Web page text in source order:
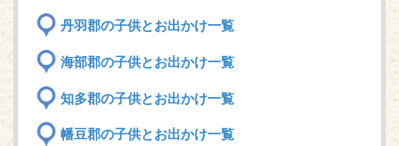
丹羽郡の子供とお出かけ一覧
海部郡の子供とお出かけ一覧
知多郡の子供とお出かけ一覧
幡豆郡の子供とお出かけ一覧